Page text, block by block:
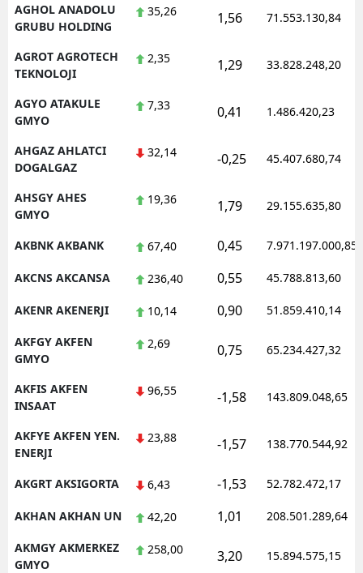
Kırşehir
Kütahya
Kahramanmaraş
Nevşehir
Niğde
Ordu
AGHOL ANADOLU
GRUBU HOLDING
35,26 1,56 71.553.130,84
AGROT AGROTECH
TEKNOLOJI
2,35 1,29 33.828.248,20
AGYO ATAKULE
GMYO
7,33 0,41 1.486.420,23
AHGAZ AHLATCI
DOGALGAZ
32,14 -0,25 45.407.680,74
AHSGY AHES
GMYO
19,36 1,79 29.155.635,80
AKBNK AKBANK 67,40 0,45 7.971.197.000,85
AKCNS AKCANSA 236,40 0,55 45.788.813,60
AKENR AKENERJI 10,14 0,90 51.859.410,14
AKFGY AKFEN
GMYO
2,69 0,75 65.234.427,32
AKFIS AKFEN
INSAAT
96,55 -1,58 143.809.048,65
AKFYE AKFEN YEN.
ENERJI
23,88 -1,57 138.770.544,92
AKGRT AKSIGORTA 6,43 -1,53 52.782.472,17
AKHAN AKHAN UN 42,20 1,01 208.501.289,64
AKMGY AKMERKEZ
GMYO
258,00 3,20 15.894.575,15